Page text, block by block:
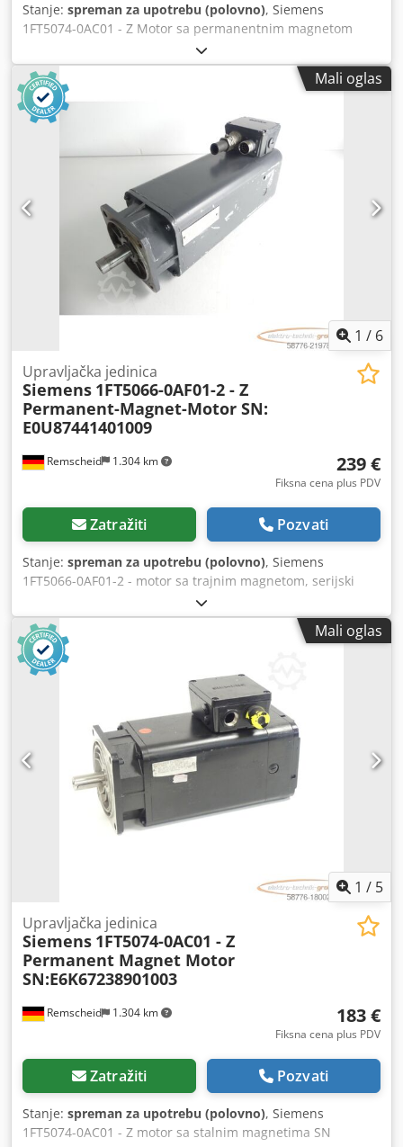
Stanje: spreman za upotrebu (polovno), Siemens
1FT5074-0AC01 - Z Motor sa permanentnim magnetom
SN:E5A83357501016, korišćen, u dobrom stanju, 100%
ispravan, isporuka prema fotografijama. Crsdpfsxd I Unsx
Akrjf
Mali oglas
1 / 6
Remscheid 1.304 km
Upravljačka jedinica
Siemens 1FT5066-0AF01-2 - Z
Permanent-Magnet-Motor SN:
E0U87441401009
239 €
Fiksna cena plus PDV
Zatražiti Pozvati
Stanje: spreman za upotrebu (polovno), Siemens
1FT5066-0AF01-2 - motor sa trajnim magnetom, serijski
broj: E0U87441401009, korišćen, u dobrom stanju
očuvanosti, 100% ispravan, isporuka prema fotografijama.
Crjdpfx Aksy T Dnljrjf
Mali oglas
1 / 5
Remscheid 1.304 km
Upravljačka jedinica
Siemens 1FT5074-0AC01 - Z
Permanent Magnet Motor
SN:E6K67238901003
183 €
Fiksna cena plus PDV
Zatražiti Pozvati
Stanje: spreman za upotrebu (polovno), Siemens
1FT5074-0AC01 - Z motor sa stalnim magnetima SN